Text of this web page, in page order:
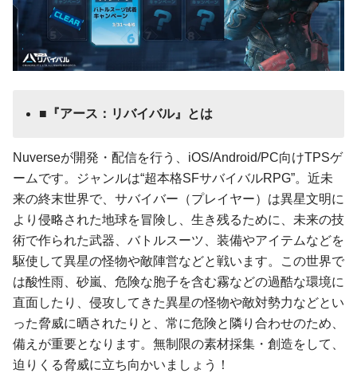
■『アース：リバイバル』とは
Nuverseが開発・配信を行う、iOS/Android/PC向けTPSゲ
ームです。ジャンルは“超本格SFサバイバルRPG”。近未
来の終末世界で、サバイバー（プレイヤー）は異星文明に
より侵略された地球を冒険し、生き残るために、未来の技
術で作られた武器、バトルスーツ、装備やアイテムなどを
駆使して異星の怪物や敵陣営などと戦います。この世界で
は酸性雨、砂嵐、危険な胞子を含む霧などの過酷な環境に
直面したり、侵攻してきた異星の怪物や敵対勢力などとい
った脅威に晒されたりと、常に危険と隣り合わせのため、
備えが重要となります。無制限の素材採集・創造をして、
迫りくる脅威に立ち向かいましょう！